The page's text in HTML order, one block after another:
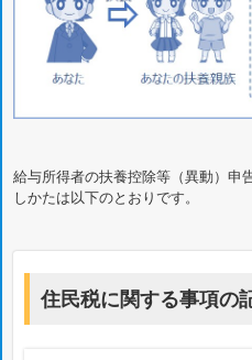
給与所得者の扶養控除等（異動）申
しかたは以下のとおりです。
住民税に関する事項の